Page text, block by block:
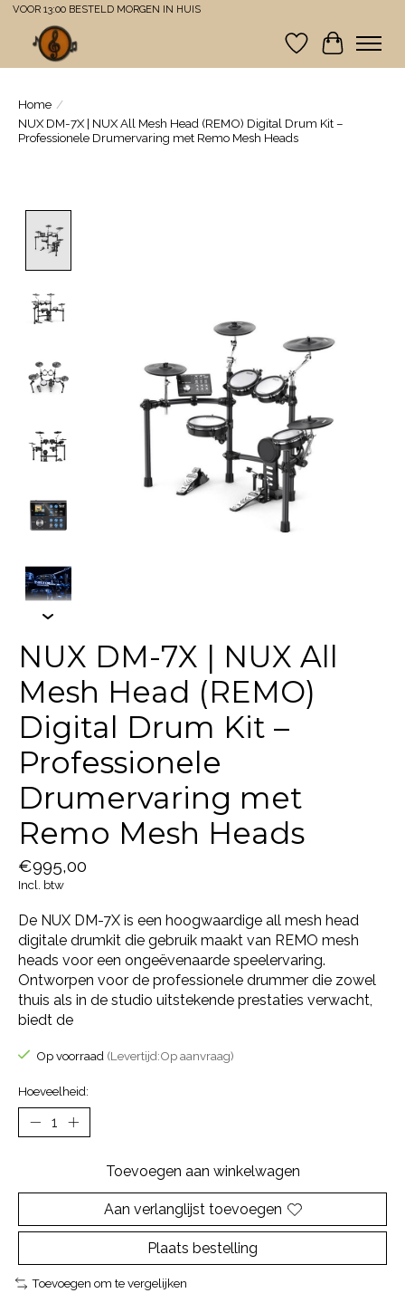
VOOR 13:00 BESTELD MORGEN IN HUIS
Verlanglijst
Home /
NUX DM-7X | NUX All Mesh Head (REMO) Digital Drum Kit –
Professionele Drumervaring met Remo Mesh Heads
NUX DM-7X | NUX All
Mesh Head (REMO)
Digital Drum Kit –
Professionele
Drumervaring met
Remo Mesh Heads
€995,00
Incl. btw
De NUX DM-7X is een hoogwaardige all mesh head
digitale drumkit die gebruik maakt van REMO mesh
heads voor een ongeëvenaarde speelervaring.
Ontworpen voor de professionele drummer die zowel
thuis als in de studio uitstekende prestaties verwacht,
biedt de
Op voorraad (Levertijd:Op aanvraag)
Hoeveelheid:
Toevoegen aan winkelwagen
Aan verlanglijst toevoegen
Plaats bestelling
Toevoegen om te vergelijken